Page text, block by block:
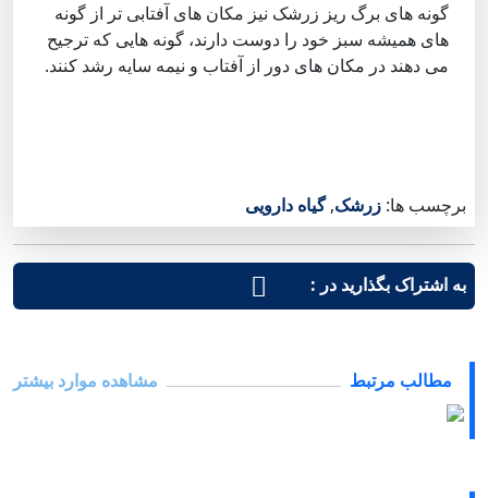
گونه های برگ ریز زرشک نیز مکان های آفتابی تر از گونه
های همیشه سبز خود را دوست دارند، گونه هایی که ترجیح
می دهند در مکان های دور از آفتاب و نیمه سایه رشد کنند.
برچسب ها: زرشک,گیاه دارویی
به اشتراک بگذارید در :
مطالب مرتبط مشاهده موارد بیشتر